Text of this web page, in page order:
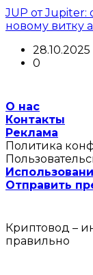
JUP от Jupiter:
новому витку
28.10.2025
0
О нас
Контакты
Реклама
Политика
Отправить
Криптовод –
правильно